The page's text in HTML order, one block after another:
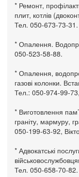
* Ремонт,
плит, котлів
Тел. 050-673-73-31.
* Опалення.
050-523-58-88.
* Опалення,
газові колонки.
Тел.: 050-974-99-
* Виготовлення
граніту, мармуру,
050-199-63-92,
* Адвокатські
Тел. 050-658-70-82.